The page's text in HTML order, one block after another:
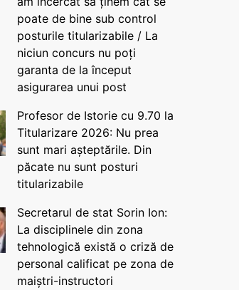
poate de bine sub control
posturile titularizabile / La
niciun concurs nu poți
garanta de la început
asigurarea unui post
Profesor de Istorie cu 9.70 la
Titularizare 2026: Nu prea
sunt mari așteptările. Din
păcate nu sunt posturi
titularizabile
Secretarul de stat Sorin Ion:
La disciplinele din zona
tehnologică există o criză de
personal calificat pe zona de
maiștri-instructori